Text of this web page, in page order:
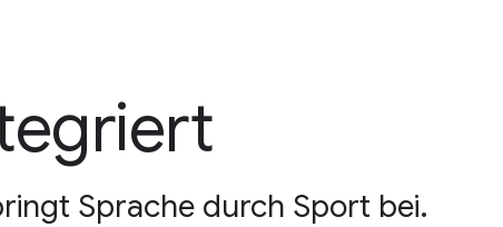
Sprache durch Sport bei.